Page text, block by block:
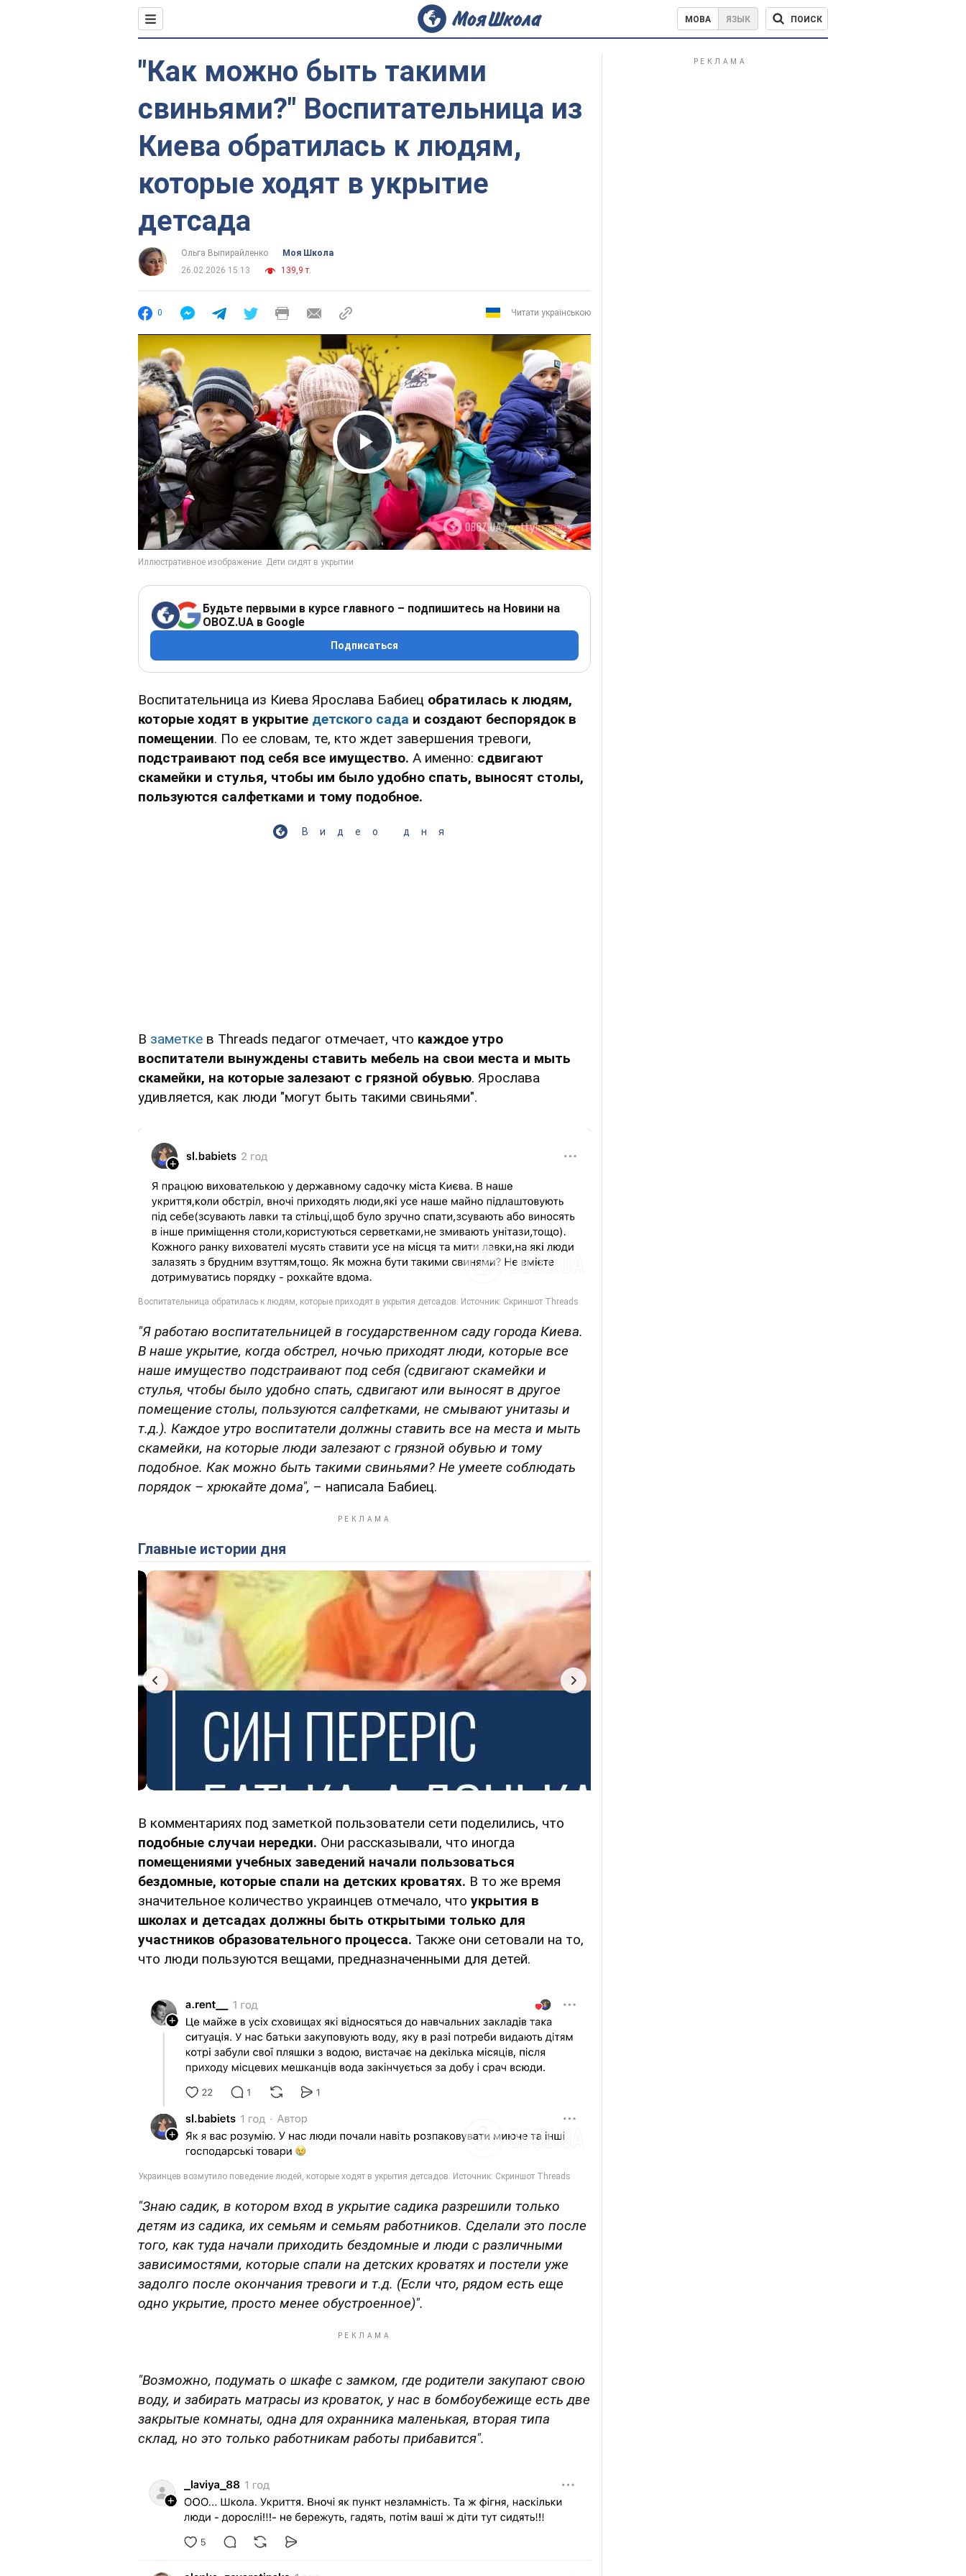
МОВА ЯЗЫК ПОИСК
"Как можно быть такими
свиньями?" Воспитательница из
Киева обратилась к людям,
которые ходят в укрытие
детсада
Ольга Выпирайленко
Моя Школа
26.02.2026 15:13
139,9 т.
0 Читати українською
Play Video
Будьте первыми в курсе главного – подпишитесь на Новини на
OBOZ.UA в Google
Подписаться
Воспитательница из Киева Ярослава Бабиец обратилась к людям,
которые ходят в укрытие детского сада и создают беспорядок в
помещении. По ее словам, те, кто ждет завершения тревоги,
подстраивают под себя все имущество. А именно: сдвигают
скамейки и стулья, чтобы им было удобно спать, выносят столы,
пользуются салфетками и тому подобное.
Видео дня
В заметке в Threads педагог отмечает, что каждое утро
воспитатели вынуждены ставить мебель на свои места и мыть
скамейки, на которые залезают с грязной обувью. Ярослава
удивляется, как люди "могут быть такими свиньями".
"Я работаю воспитательницей в государственном саду города Киева.
В наше укрытие, когда обстрел, ночью приходят люди, которые все
наше имущество подстраивают под себя (сдвигают скамейки и
стулья, чтобы было удобно спать, сдвигают или выносят в другое
помещение столы, пользуются салфетками, не смывают унитазы и
т.д.). Каждое утро воспитатели должны ставить все на места и мыть
скамейки, на которые люди залезают с грязной обувью и тому
подобное. Как можно быть такими свиньями? Не умеете соблюдать
порядок – хрюкайте дома", – написала Бабиец.
Главные истории дня
В комментариях под заметкой пользователи сети поделились, что
подобные случаи нередки. Они рассказывали, что иногда
помещениями учебных заведений начали пользоваться
бездомные, которые спали на детских кроватях. В то же время
значительное количество украинцев отмечало, что укрытия в
школах и детсадах должны быть открытыми только для
участников образовательного процесса. Также они сетовали на то,
что люди пользуются вещами, предназначенными для детей.
"Знаю садик, в котором вход в укрытие садика разрешили только
детям из садика, их семьям и семьям работников. Сделали это после
того, как туда начали приходить бездомные и люди с различными
зависимостями, которые спали на детских кроватях и постели уже
задолго после окончания тревоги и т.д. (Если что, рядом есть еще
одно укрытие, просто менее обустроенное)".
"Возможно, подумать о шкафе с замком, где родители закупают свою
воду, и забирать матрасы из кроваток, у нас в бомбоубежище есть две
закрытые комнаты, одна для охранника маленькая, вторая типа
склад, но это только работникам работы прибавится".